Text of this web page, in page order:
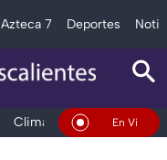
Azteca 7 Deportes
Clima DeportesEn Vivo